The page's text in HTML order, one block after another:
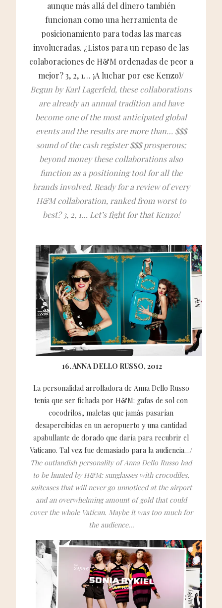
aunque más allá del dinero también
funcionan como una herramienta de
posicionamiento para todas las marcas
involucradas. ¿Listos para un repaso de las
colaboraciones de H&M ordenadas de peor a
mejor? 3, 2, 1… ¡A luchar por ese Kenzo!/
Begun by Karl Lagerfeld, these collaborations
are already an annual tradition and have
become one of the most anticipated global
events and the results are more than… $$$
sound of the cash register $$$ prosperous;
beyond money these collaborations also
function as a positioning tool for all the
brands involved. Ready for a review of every
H&M collaboration, ranked from worst to
best? 3, 2, 1… Let’s fight for that Kenzo!
16. ANNA DELLO RUSSO, 2012
La personalidad arrolladora de Anna Dello Russo
tenía que ser fichada por H&M: gafas de sol con
cocodrilos, maletas que jamás pasarían
desapercibidas en un aeropuerto y una cantidad
apabullante de dorado que daría para recubrir el
Vaticano. Tal vez fue demasiado para la audiencia…/
The outlandish personality of Anna Dello Russo had
to be hunted by H&M: sunglasses with crocodiles,
suitcases that will never go unnoticed at the airport
and an overwhelming amount of gold that could
cover the whole Vatican. Maybe it was too much for
the audience…